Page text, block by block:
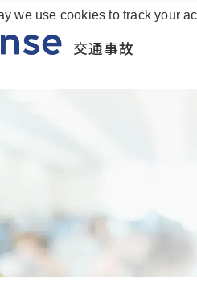
交通事故
we use cookies to track your